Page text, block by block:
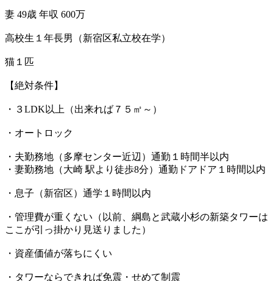
妻 49歳 年収 600万
高校生１年長男（新宿区私立校在学）
猫１匹
【絶対条件】
・３LDK以上（出来れば７５㎡～）
・オートロック
・夫勤務地（多摩センター近辺）通勤１時間半以内
・妻勤務地（大崎 駅より徒歩8分）通勤ドアドア１時間以内
・息子（新宿区）通学１時間以内
・管理費が重くない（以前、綱島と武蔵小杉の新築タワーは
ここが引っ掛かり見送りました）
・資産価値が落ちにくい
・タワーならできれば免震・せめて制震